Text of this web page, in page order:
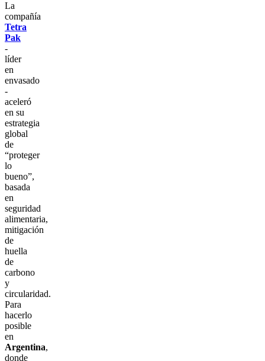
La
compañía
Tetra
Pak
-
líder
en
envasado
-
aceleró
en su
estrategia
global
de
“proteger
lo
bueno”,
basada
en
seguridad
alimentaria,
mitigación
de
huella
de
carbono
y
circularidad.
Para
hacerlo
posible
en
Argentina,
donde